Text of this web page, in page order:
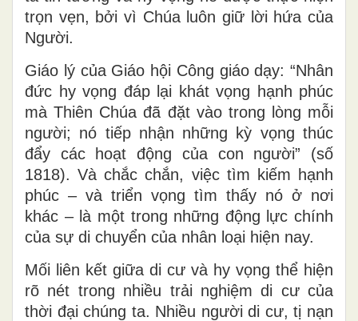
trọn vẹn, bởi vì Chúa luôn giữ lời hứa của
Người.
Giáo lý của Giáo hội Công giáo dạy: “Nhân
đức hy vọng đáp lại khát vọng hạnh phúc
mà Thiên Chúa đã đặt vào trong lòng mỗi
người; nó tiếp nhận những kỳ vọng thúc
đẩy các hoạt động của con người” (số
1818). Và chắc chắn, việc tìm kiếm hạnh
phúc – và triển vọng tìm thấy nó ở nơi
khác – là một trong những động lực chính
của sự di chuyển của nhân loại hiện nay.
Mối liên kết giữa di cư và hy vọng thể hiện
rõ nét trong nhiều trải nghiệm di cư của
thời đại chúng ta. Nhiều người di cư, tị nạn